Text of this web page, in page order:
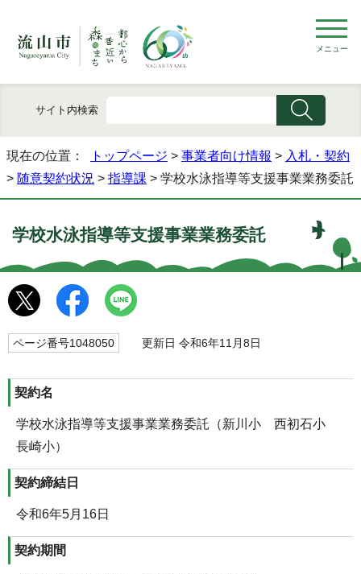
メニュー
サイト内検索
現在の位置： トップページ > 事業者向け情報 > 入札・契約
> 随意契約状況 > 指導課 > 学校水泳指導等支援事業業務委託
学校水泳指導等支援事業業務委託
ページ番号1048050 更新日 令和6年11月8日
契約名
学校水泳指導等支援事業業務委託（新川小 西初石小
長崎小）
契約締結日
令和6年5月16日
契約期間